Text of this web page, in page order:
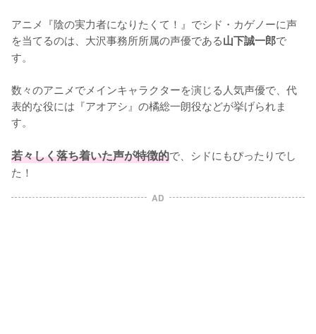
アニメ『陰の実力者になりたくて！』でシド・カゲノーに声
を当てるのは、大沢事務所所属の声優である山下誠一郎で
す。
数々のアニメでメインキャラクターを演じる人気声優で、代
表的な役には『アオアシ』の橘総一朗役などが挙げられま
す。
若々しく落ち着いた声が特徴的で、シドにもぴったりでし
た！
AD